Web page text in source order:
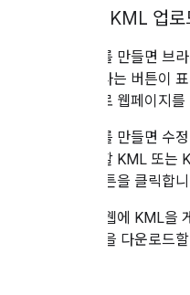
3단계: KML 업
사이트를 만들면 브
만들기라는 버튼이
유형으로 웹페이지
페이지를 만들면 수
업로드할 KML 또는
저장 버튼을 클릭합
이로써 웹에 KML을
여 파일을 다운로드